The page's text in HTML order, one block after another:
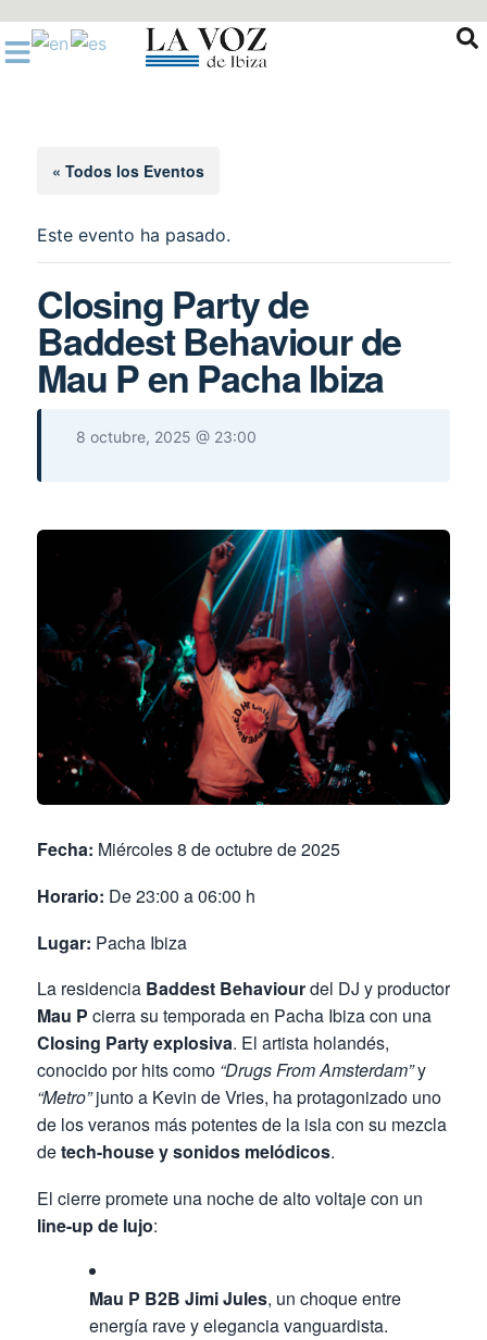
al
contenido
« Todos los Eventos
Este evento ha pasado.
Closing Party de
Baddest Behaviour de
Mau P en Pacha Ibiza
8 octubre, 2025 @ 23:00
Fecha: Miércoles 8 de octubre de 2025
Horario: De 23:00 a 06:00 h
Lugar: Pacha Ibiza
La residencia Baddest Behaviourdel DJ y productor
Mau P cierra su temporada en Pacha Ibiza con una
Closing Party explosiva. El artista holandés,
conocido por hits como “Drugs From Amsterdam”y
“Metro”junto a Kevin de Vries, ha protagonizado uno
de los veranos más potentes de la isla con su mezcla
detech-house y sonidos melódicos.
El cierre promete una noche de alto voltaje con un
line-up de lujo:
Mau P B2B Jimi Jules, un choque entre
energía rave y elegancia vanguardista.